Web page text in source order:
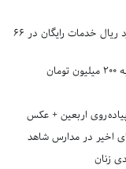
رکوردزنی در عدالت درمانی البرز؛ ارائه ۱۵۳ میلیارد ریال خدمات رایگان در ۶۶
پیاده‌روی اربعین + عکس
اخیر در مدارس شاهد
زنان